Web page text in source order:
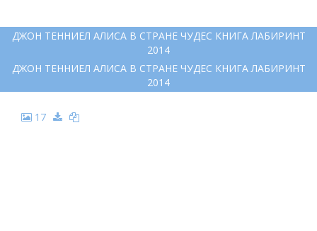
ДЖОН ТЕННИЕЛ АЛИСА В СТРАНЕ ЧУДЕС КНИГА ЛАБИРИНТ
2014
ДЖОН ТЕННИЕЛ АЛИСА В СТРАНЕ ЧУДЕС КНИГА ЛАБИРИНТ
2014
17